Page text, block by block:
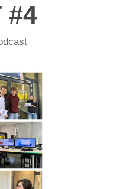
#4